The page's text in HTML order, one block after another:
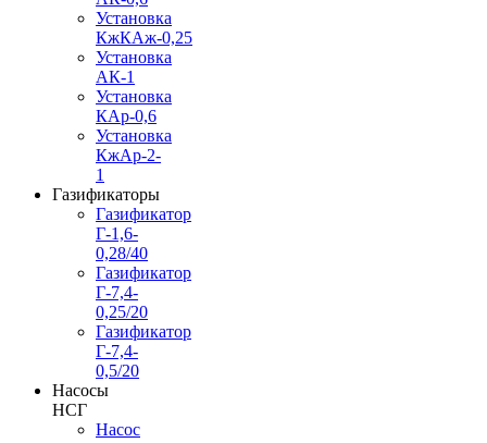
Установка
КжКАж-0,25
Установка
АК-1
Установка
КАр-0,6
Установка
КжАр-2-
1
Газификаторы
Газификатор
Г-1,6-
0,28/40
Газификатор
Г-7,4-
0,25/20
Газификатор
Г-7,4-
0,5/20
Насосы
НСГ
Насос